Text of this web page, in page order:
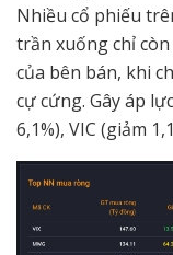
Nhiều cổ phiếu
trần xuống chỉ
của bên bán, khi
cự cứng. Gây áp
6,1%), VIC (giảm